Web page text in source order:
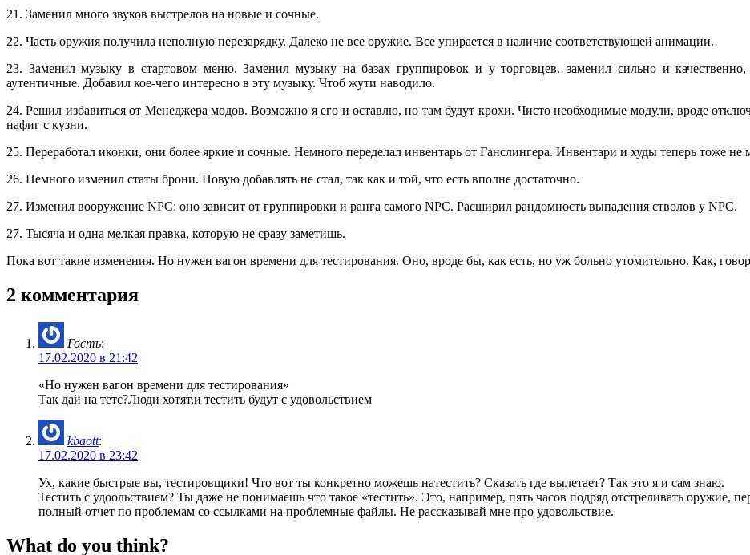
21. Заменил много звуков выстрелов на новые и сочные.
22. Часть оружия получила неполную перезарядку. Далеко не все оружие. Все упирается в наличие соответствующей анимации.
23. Заменил музыку в стартовом меню. Заменил музыку на базах группировок и у торговцев. заменил сильно и
аутентичные. Добавил кое-чего интересно в эту музыку. Чтоб жути наводило.
24. Решил избавиться от Менеджера модов. Возможно я его и оставлю, но там будут крохи. Чисто необходимые модули, вроде
нафиг с кузни.
25. Переработал иконки, они более яркие и сочные. Немного переделал инвентарь от Ганслингера. Инвентари и худы теперь тоже
26. Немного изменил статы брони. Новую добавлять не стал, так как и той, что есть вполне достаточно.
27. Изменил вооружение NPC: оно зависит от группировки и ранга самого NPC. Расширил рандомность выпадения стволов у NPC.
27. Тысяча и одна мелкая правка, которую не сразу заметишь.
Пока вот такие изменения. Но нужен вагон времени для тестирования. Оно, вроде бы, как есть, но уж больно утомительно. Как,
2 комментария
Гость:
17.02.2020 в 21:42
«Но нужен вагон времени для тестирования»
Так дай на тетс?Люди хотят,и тестить будут с удовольствием
kbaott:
17.02.2020 в 23:42
Ух, какие быстрые вы, тестировщики! Что вот ты конкретно можешь натестить? Сказать где вылетает? Так это я и сам знаю.
Тестить с удоольствием? Ты даже не понимаешь что такое «тестить». Это, например, пять часов подряд отстреливать оружие,
полный отчет по проблемам со ссылками на проблемные файлы. Не рассказывай мне про удовольствие.
What do you think?